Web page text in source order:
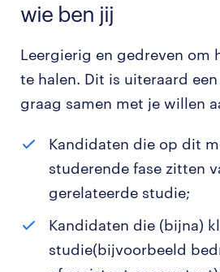
wie ben jij
Leergierig en gedreven om
te halen. Dit is uiteraard
graag samen met je willen
Kandidaten die op dit
studerende fase zitten
gerelateerde studie;
Kandidaten die (bijna)
studie(bijvoorbeeld